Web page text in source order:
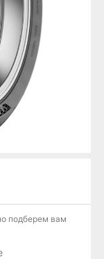
подберем вам